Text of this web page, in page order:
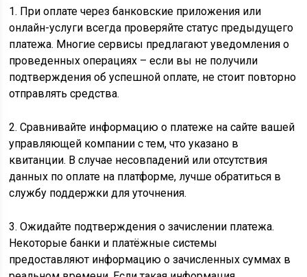
1. При оплате через банковские приложения или
онлайн-услуги всегда проверяйте статус предыдущего
платежа. Многие сервисы предлагают уведомления о
проведенных операциях – если вы не получили
подтверждения об успешной оплате, не стоит повторно
отправлять средства.
2. Сравнивайте информацию о платеже на сайте вашей
управляющей компании с тем, что указано в
квитанции. В случае несовпадений или отсутствия
данных по оплате на платформе, лучше обратиться в
службу поддержки для уточнения.
3. Ожидайте подтверждения о зачислении платежа.
Некоторые банки и платёжные системы
предоставляют информацию о зачисленных суммах в